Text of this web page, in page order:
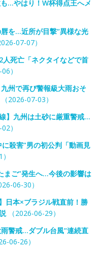
…やはり！W杯得点王へメ
を…近所が目撃“異様な光
07-07）
死亡「ネクタイなどで首
）
州で再び警報級大雨おそ
2026-07-03）
】九州は土砂に厳重警戒…
）
殺害”男の初公判「動画見
ご”発生へ…今後の影響は
06-30）
本×ブラジル戦直前！勝
（2026-06-29）
警戒…ダブル台風“連続直
06-26）